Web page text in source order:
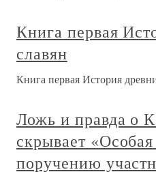
Книга первая
славян
Книга первая История
Ложь и правда о
скрывает
поручению